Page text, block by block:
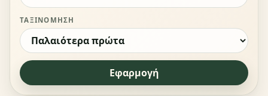
ΤΑΞΙΝΌΜΗΣΗ
Εφαρμογή